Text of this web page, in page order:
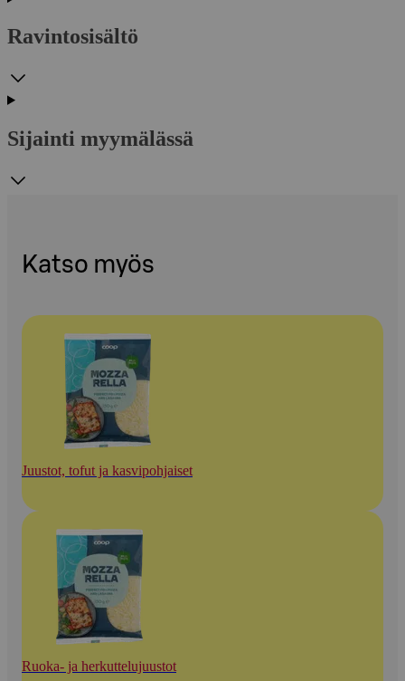
Ravintosisältö
Sijainti myymälässä
Katso myös
Juustot, tofut ja kasvipohjaiset
Ruoka- ja herkuttelujuustot